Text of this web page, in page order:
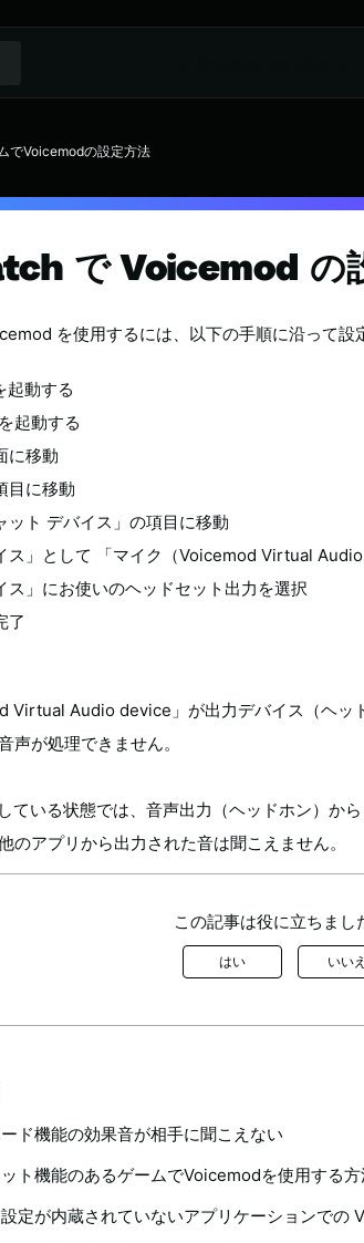
でVoicemodの設定方法
で Voicemod の
を使用するには、以下の手順に沿って設
起動する
起動する
に移動
目に移動
ット デバイス」の項目に移動
ス」 として 「マイク（Voicemod Virtual Audio
ス」にお使いのヘッドセット出力を選択
了
Virtual Audio device」 が出力デバイス（ヘッ
声が処理できません。
ている状態では、音声出力（ヘッドホン）か
のアプリから出力された音は聞こえません。
この記事は役に立ちまし
はい いいえ
ド機能の効果音が相手に聞こえない
ト機能のあるゲームでVoicemodを使用する
定が内蔵されていないアプリケーションでの